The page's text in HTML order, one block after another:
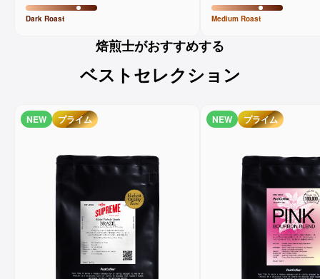
Dark Roast Medium Roast
焙煎士がおすすめする
ベストセレクション
NEW プライム NEW プライム